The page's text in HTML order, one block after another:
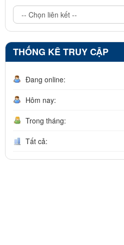
THỐNG KÊ TRUY CẬP
Đang online:
Hôm nay:
Trong tháng:
Tất cả: